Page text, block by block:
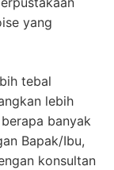
yang
tebal
lebih
banyak
Bapak/Ibu,
konsultan